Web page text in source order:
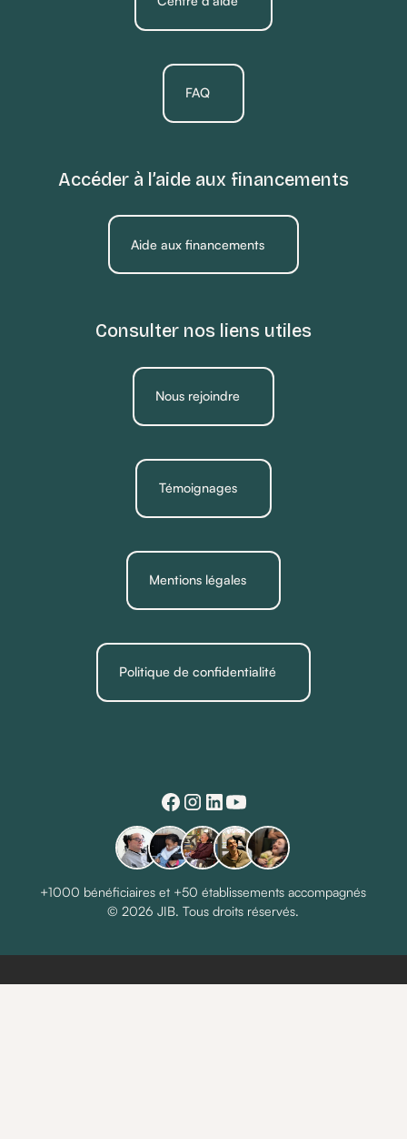
FAQ
Accéder à l’aide aux financements
Aide aux financements
Consulter nos liens utiles
Nous rejoindre
Témoignages
Mentions légales
Politique de confidentialité
© 2026 JIB. Tous droits réservés.
+1000 bénéficiaires et +50 établissements accompagnés